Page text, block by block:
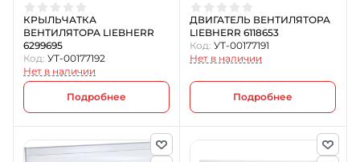
КРЫЛЬЧАТКА
ВЕНТИЛЯТОРА LIEBHERR
6299695
Код: УТ-00177192
Нет в наличии
Подробнее
ДВИГАТЕЛЬ ВЕНТИЛЯТОРА
LIEBHERR 6118653
Код: УТ-00177191
Нет в наличии
Подробнее